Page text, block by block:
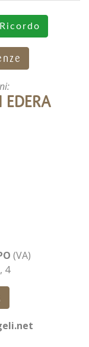
EDERA
(VA)
4